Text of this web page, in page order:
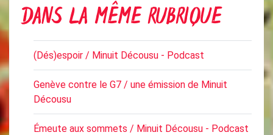
DANS LA MÊME RUBRIQUE
(Dés)espoir / Minuit Décousu - Podcast
Genève contre le G7 / une émission de Minuit
Décousu
Émeute aux sommets / Minuit Décousu - Podcast